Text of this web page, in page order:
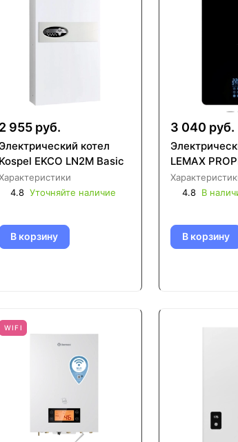
2 955 руб.
Электрический котел
Kospel EKCO LN2M Basic
4.8 Уточняйте наличие
В корзину
3 040 руб.
LEMAX
4.8 В
В корзину
WIFI